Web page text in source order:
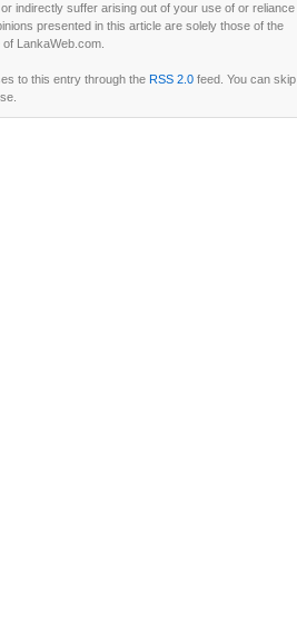
indirectly suffer arising out of your use of or reliance
presented in this article are solely those of the
LankaWeb.com.
to this entry through the RSS 2.0feed. You can skip